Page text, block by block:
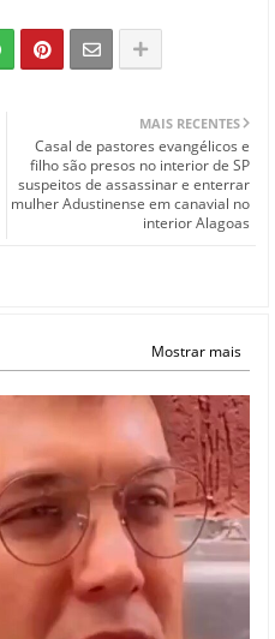
MAIS RECENTES
Casal de pastores evangélicos e
filho são presos no interior de SP
suspeitos de assassinar e enterrar
mulher Adustinense em canavial no
interior Alagoas
Mostrar mais